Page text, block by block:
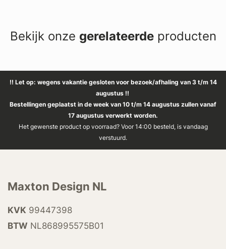
Bekijk onze gerelateerdeproducten
!! Let op: wegens vakantie gesloten voor bezoek/afhaling van 3 t/m 14
augustus !!
Bestellingen geplaatst in de week van 10 t/m 14 augustus zullen vanaf
17 augustus verwerkt worden.
Het gewenste product op voorraad? Voor 14:00 besteld, is vandaag
verstuurd.
Maxton Design NL
KVK 99447398
BTW NL868995575B01